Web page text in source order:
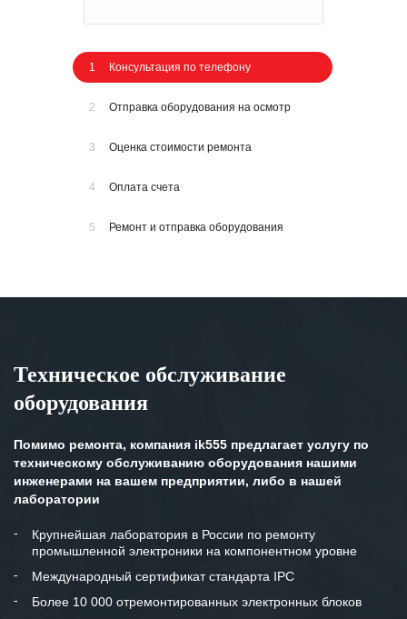
1 Консультация по телефону
2 Отправка оборудования на осмотр
3 Оценка стоимости ремонта
4 Оплата счета
5 Ремонт и отправка оборудования
Техническое обслуживание
оборудования
Помимо ремонта, компания ik555 предлагает услугу по
техническому обслуживанию оборудования нашими
инженерами на вашем предприятии, либо в нашей
лаборатории
Крупнейшая лаборатория в России по ремонту
промышленной электроники на компонентном уровне
Международный сертификат стандарта IPC
Более 10 000 отремонтированных электронных блоков